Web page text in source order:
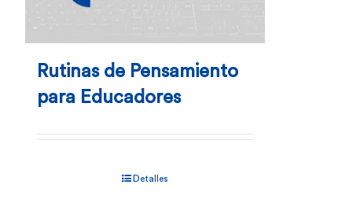
Rutinas de Pensamiento
para Educadores
Detalles